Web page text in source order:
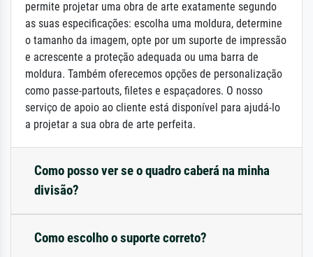
permite projetar uma obra de arte exatamente segundo
as suas especificações: escolha uma moldura, determine
o tamanho da imagem, opte por um suporte de impressão
e acrescente a proteção adequada ou uma barra de
moldura. Também oferecemos opções de personalização
como passe-partouts, filetes e espaçadores. O nosso
serviço de apoio ao cliente está disponível para ajudá-lo
a projetar a sua obra de arte perfeita.
Como posso ver se o quadro caberá na minha
divisão?
Como escolho o suporte correto?